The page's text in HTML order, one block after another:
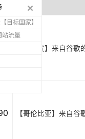
【菲律宾】来自谷歌
【哥伦比亚】来自谷
目标国家】
流量